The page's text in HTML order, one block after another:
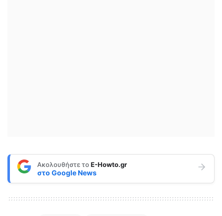
Ακολουθήστε τοE-Howto.gr
στο Google News